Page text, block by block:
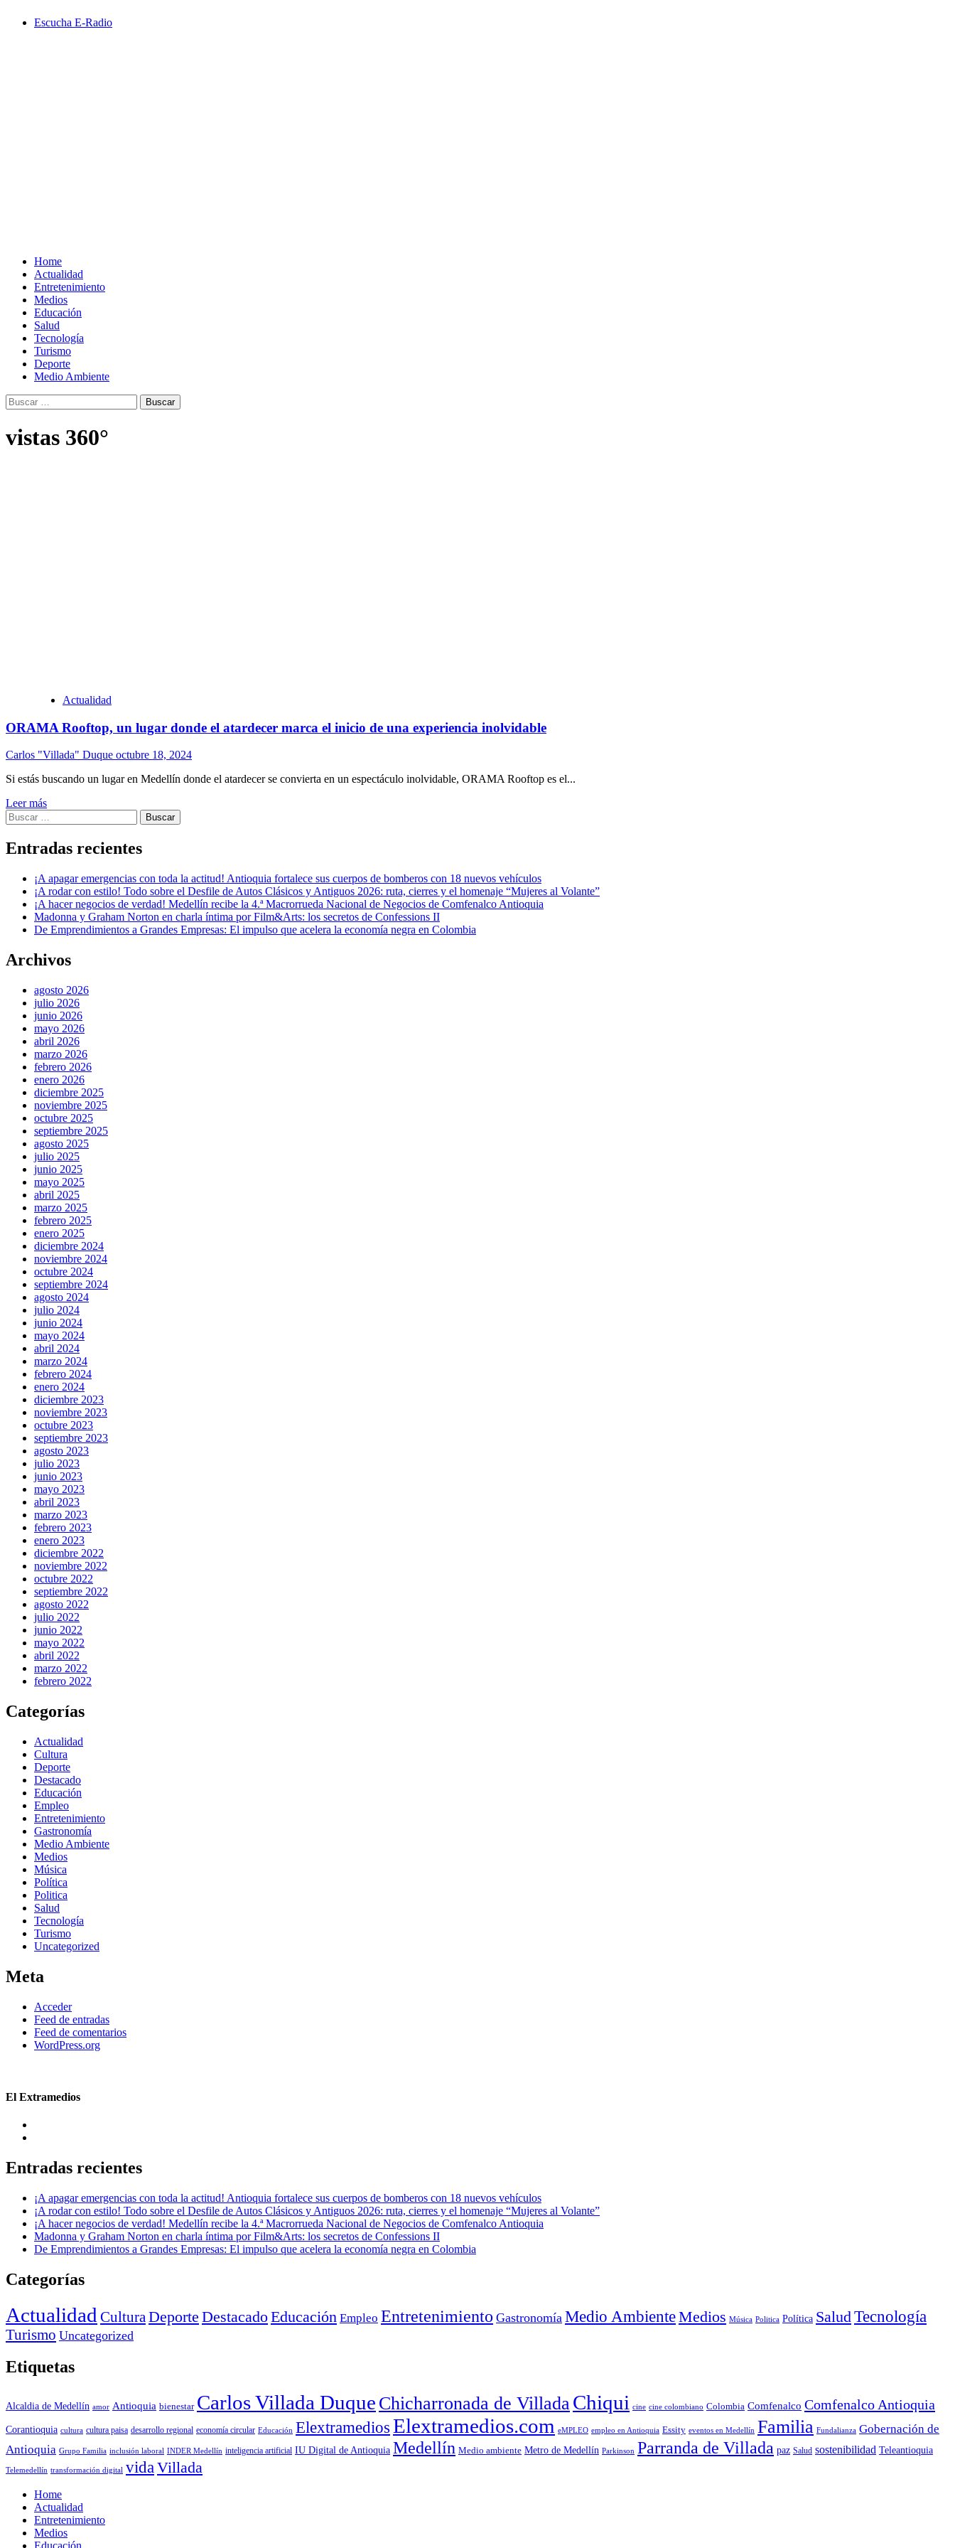
Escucha E-Radio
Home
Actualidad
Entretenimiento
Medios
Educación
Salud
Tecnología
Turismo
Deporte
Medio Ambiente
Buscar:
vistas 360°
Actualidad
ORAMA Rooftop, un lugar donde el atardecer marca el inicio de una experiencia inolvidable
Carlos "Villada" Duque octubre 18, 2024
Si estás buscando un lugar en Medellín donde el atardecer se convierta en un espectáculo inolvidable, ORAMA Rooftop es el...
Leer más
Buscar:
Entradas recientes
¡A apagar emergencias con toda la actitud! Antioquia fortalece sus cuerpos de bomberos con 18 nuevos vehículos
¡A rodar con estilo! Todo sobre el Desfile de Autos Clásicos y Antiguos 2026: ruta, cierres y el homenaje “Mujeres al Volante”
¡A hacer negocios de verdad! Medellín recibe la 4.ª Macrorrueda Nacional de Negocios de Comfenalco Antioquia
Madonna y Graham Norton en charla íntima por Film&Arts: los secretos de Confessions II
De Emprendimientos a Grandes Empresas: El impulso que acelera la economía negra en Colombia
Archivos
agosto 2026
julio 2026
junio 2026
mayo 2026
abril 2026
marzo 2026
febrero 2026
enero 2026
diciembre 2025
noviembre 2025
octubre 2025
septiembre 2025
agosto 2025
julio 2025
junio 2025
mayo 2025
abril 2025
marzo 2025
febrero 2025
enero 2025
diciembre 2024
noviembre 2024
octubre 2024
septiembre 2024
agosto 2024
julio 2024
junio 2024
mayo 2024
abril 2024
marzo 2024
febrero 2024
enero 2024
diciembre 2023
noviembre 2023
octubre 2023
septiembre 2023
agosto 2023
julio 2023
junio 2023
mayo 2023
abril 2023
marzo 2023
febrero 2023
enero 2023
diciembre 2022
noviembre 2022
octubre 2022
septiembre 2022
agosto 2022
julio 2022
junio 2022
mayo 2022
abril 2022
marzo 2022
febrero 2022
Categorías
Actualidad
Cultura
Deporte
Destacado
Educación
Empleo
Entretenimiento
Gastronomía
Medio Ambiente
Medios
Música
Política
Politica
Salud
Tecnología
Turismo
Uncategorized
Meta
Acceder
Feed de entradas
Feed de comentarios
WordPress.org
El Extramedios
Entradas recientes
¡A apagar emergencias con toda la actitud! Antioquia fortalece sus cuerpos de bomberos con 18 nuevos vehículos
¡A rodar con estilo! Todo sobre el Desfile de Autos Clásicos y Antiguos 2026: ruta, cierres y el homenaje “Mujeres al Volante”
¡A hacer negocios de verdad! Medellín recibe la 4.ª Macrorrueda Nacional de Negocios de Comfenalco Antioquia
Madonna y Graham Norton en charla íntima por Film&Arts: los secretos de Confessions II
De Emprendimientos a Grandes Empresas: El impulso que acelera la economía negra en Colombia
Categorías
Actualidad Cultura Deporte DestacadoEducación Empleo Entretenimiento Gastronomía Medio AmbienteMedios Música Politica Política Salud Tecnología
Turismo Uncategorized
Etiquetas
Alcaldia de Medellín amor Antioquia bienestar Carlos Villada Duque Chicharronada de Villada Chiqui cine cine colombiano Colombia Comfenalco Comfenalco Antioquia
Corantioquia cultura cultura paisa desarrollo regional economía circular Educación ElextramediosElextramedios.com eMPLEO empleo en Antioquia Essity eventos en Medellín Familia Fundalianza Gobernación de
Antioquia Grupo Familia inclusión laboral INDER Medellín inteligencia artificial IU Digital de Antioquia Medellín Medio ambiente Metro de Medellín Parkinson Parranda de Villada paz Salud sostenibilidad Teleantioquia
Telemedellín transformación digital vida Villada
Home
Actualidad
Entretenimiento
Medios
Educación